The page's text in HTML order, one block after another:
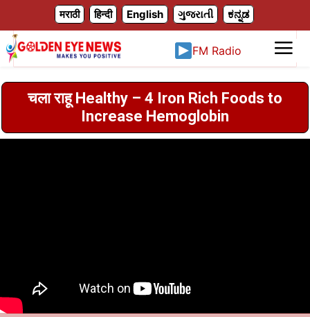
मराठी हिन्दी English ગુજરાતી ಕನ್ನಡ
FM Radio
चला राहू Healthy – 4 Iron Rich Foods to
Increase Hemoglobin